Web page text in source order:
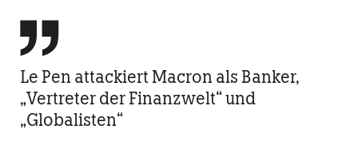

Le Pen attackiert Macron als Banker,
„Vertreter der ­Finanzwelt“ und
„Globalisten“